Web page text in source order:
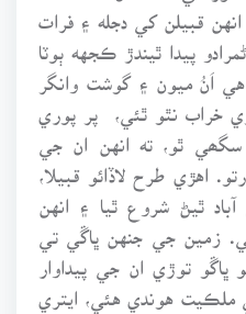
قبيلن کي دجله ۽ فرات
پيدا ٿيندڙ ڪجهه ٻوٽا
هي اَنُ ميون ۽ گوشت وانگر
خراب نٿو ٿئي، پر پوري
ٿو، ته انهن ان جي
اهڙي طرح لاڏائو قبيلا،
ٿيڻ شروع ٿيا ۽ انهن
جي جنهن ڀاڱي تي
توڙي ان جي پيداوار
ملڪيت هوندي هئي، ايتري